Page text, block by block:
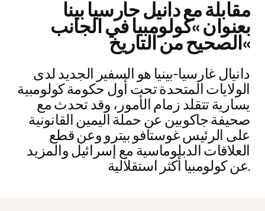
مقابلة مع دانيل جارسيا بينا
بعنوان »كولومبيا في الجانب
الصحيح من التاريخ«
دانيال غارسيا-بينيا هو السفير الجديد لدى
الولايات المتحدة تحت أول حكومة كولومبية
يسارية تتقلد زمام الأمور، وقد تحدث مع
صحيفة جاكوبين عن حملة اليمين القانونية
على الرئيس غوستافو بيترو وعن قطع
العلاقات الدبلوماسية مع إسرائيل والمزيد
عن كولومبيا أكثر استقلالية.